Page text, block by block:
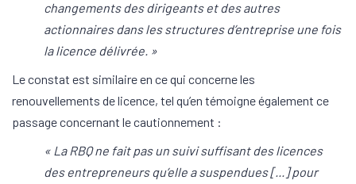
changements des dirigeants et des autres
actionnaires dans les structures d’entreprise une fois
la licence délivrée. »
Le constat est similaire en ce qui concerne les
renouvellements de licence, tel qu’en témoigne également ce
passage concernant le cautionnement :
« La RBQ ne fait pas un suivi suffisant des licences
des entrepreneurs qu’elle a suspendues [...] pour